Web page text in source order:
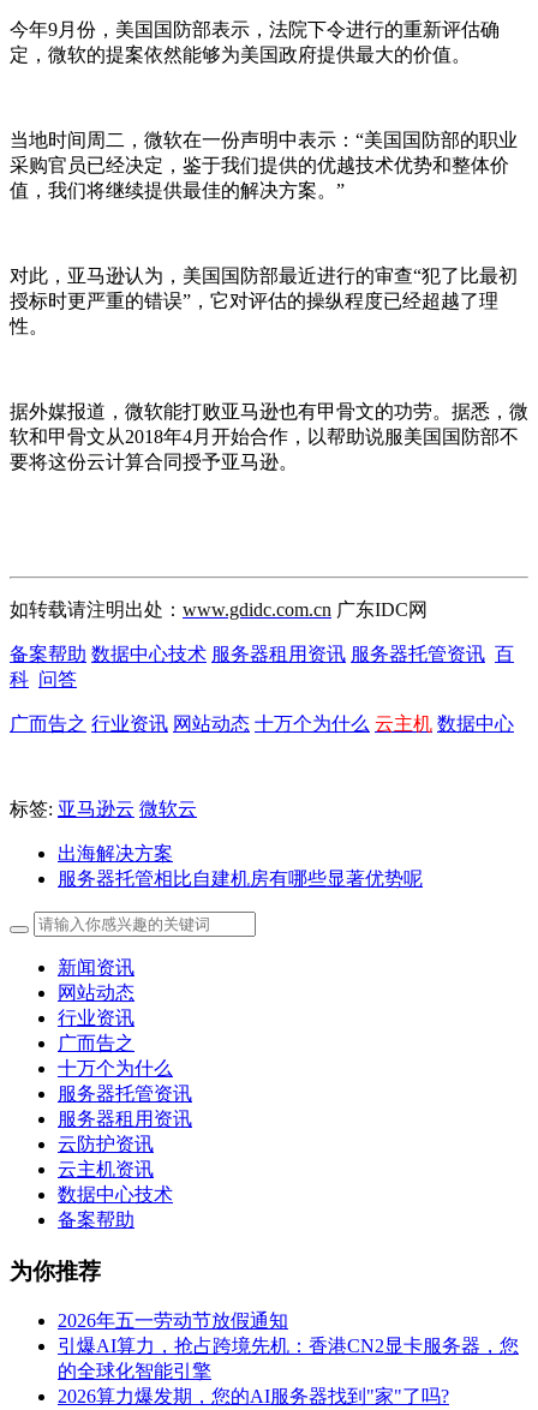
今年9月份，美国国防部表示，法院下令进行的重新评估确
定，微软的提案依然能够为美国政府提供最大的价值。
当地时间周二，微软在一份声明中表示：“美国国防部的职业
采购官员已经决定，鉴于我们提供的优越技术优势和整体价
值，我们将继续提供最佳的解决方案。”
对此，亚马逊认为，美国国防部最近进行的审查“犯了比最初
授标时更严重的错误”，它对评估的操纵程度已经超越了理
性。
据外媒报道，微软能打败亚马逊也有甲骨文的功劳。据悉，微
软和甲骨文从2018年4月开始合作，以帮助说服美国国防部不
要将这份云计算合同授予亚马逊。
如转载请注明出处： www.gdidc.com.cn 广东IDC网
备案帮助 数据中心技术 服务器租用资讯 服务器托管资讯 百
科 问答
广而告之 行业资讯 网站动态 十万个为什么 云主机 数据中心
标签: 亚马逊云 微软云
出海解决方案
服务器托管相比自建机房有哪些显著优势呢
新闻资讯
网站动态
行业资讯
广而告之
十万个为什么
服务器托管资讯
服务器租用资讯
云防护资讯
云主机资讯
数据中心技术
备案帮助
为你推荐
2026年五一劳动节放假通知
引爆AI算力，抢占跨境先机：香港CN2显卡服务器，您
的全球化智能引擎
2026算力爆发期，您的AI服务器找到"家"了吗?